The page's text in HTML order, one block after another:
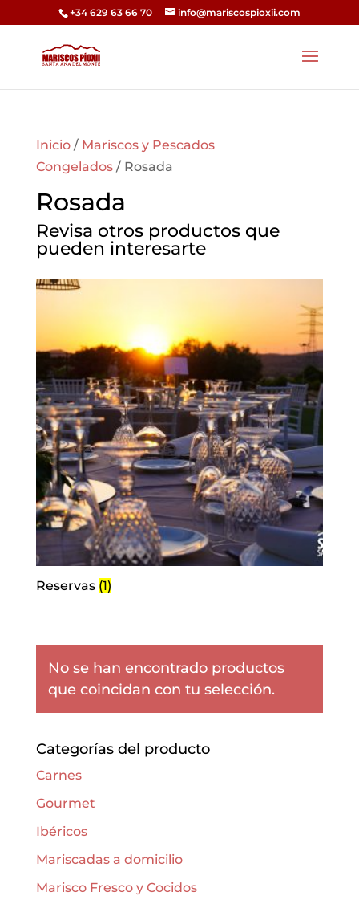
+34 629 63 66 70 info@mariscospioxii.com
Inicio/ Mariscos y Pescados
Congelados/ Rosada
Rosada
Revisa otros productos que
pueden interesarte
Reservas (1)
No se han encontrado productos
que coincidan con tu selección.
Categorías del producto
Carnes
Gourmet
Ibéricos
Mariscadas a domicilio
Marisco Fresco y Cocidos